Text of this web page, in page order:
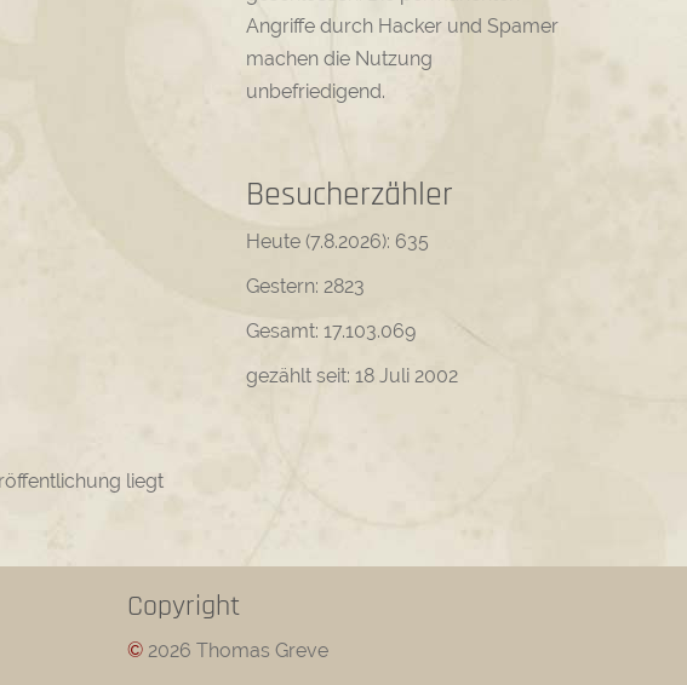
liegt
Angriffe durch Hacker und Spamer
machen die Nutzung
unbefriedigend.
Besucherzähler
Heute (7.8.2026): 635
Gestern: 2823
Gesamt: 17.103.069
gezählt seit: 18 Juli 2002
Copyright
© 2026 Thomas Greve